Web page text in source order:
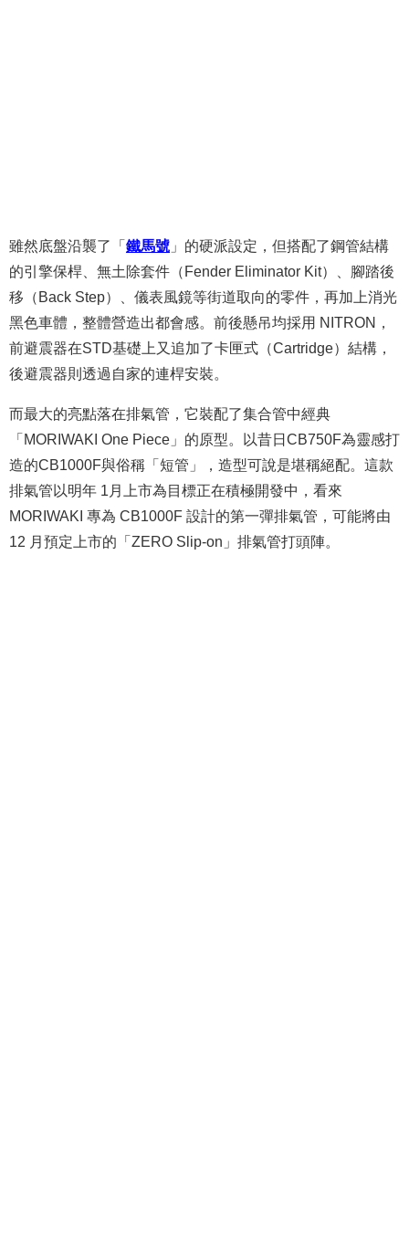
雖然底盤沿襲了「 鐵馬號 」的硬派設定，但搭配了鋼管結構
的引擎保桿、無土除套件（Fender Eliminator Kit）、腳踏後
移（Back Step）、儀表風鏡等街道取向的零件，再加上消光
黑色車體，整體營造出都會感。前後懸吊均採用 NITRON，
前避震器在STD基礎上又追加了卡匣式（Cartridge）結構，
後避震器則透過自家的連桿安裝。
而最大的亮點落在排氣管，它裝配了集合管中經典
「MORIWAKI One Piece」的原型。以昔日CB750F為靈感打
造的CB1000F與俗稱「短管」，造型可說是堪稱絕配。這款
排氣管以明年 1月上市為目標正在積極開發中，看來
MORIWAKI 專為 CB1000F 設計的第一彈排氣管，可能將由
12 月預定上市的「ZERO Slip-on」排氣管打頭陣。